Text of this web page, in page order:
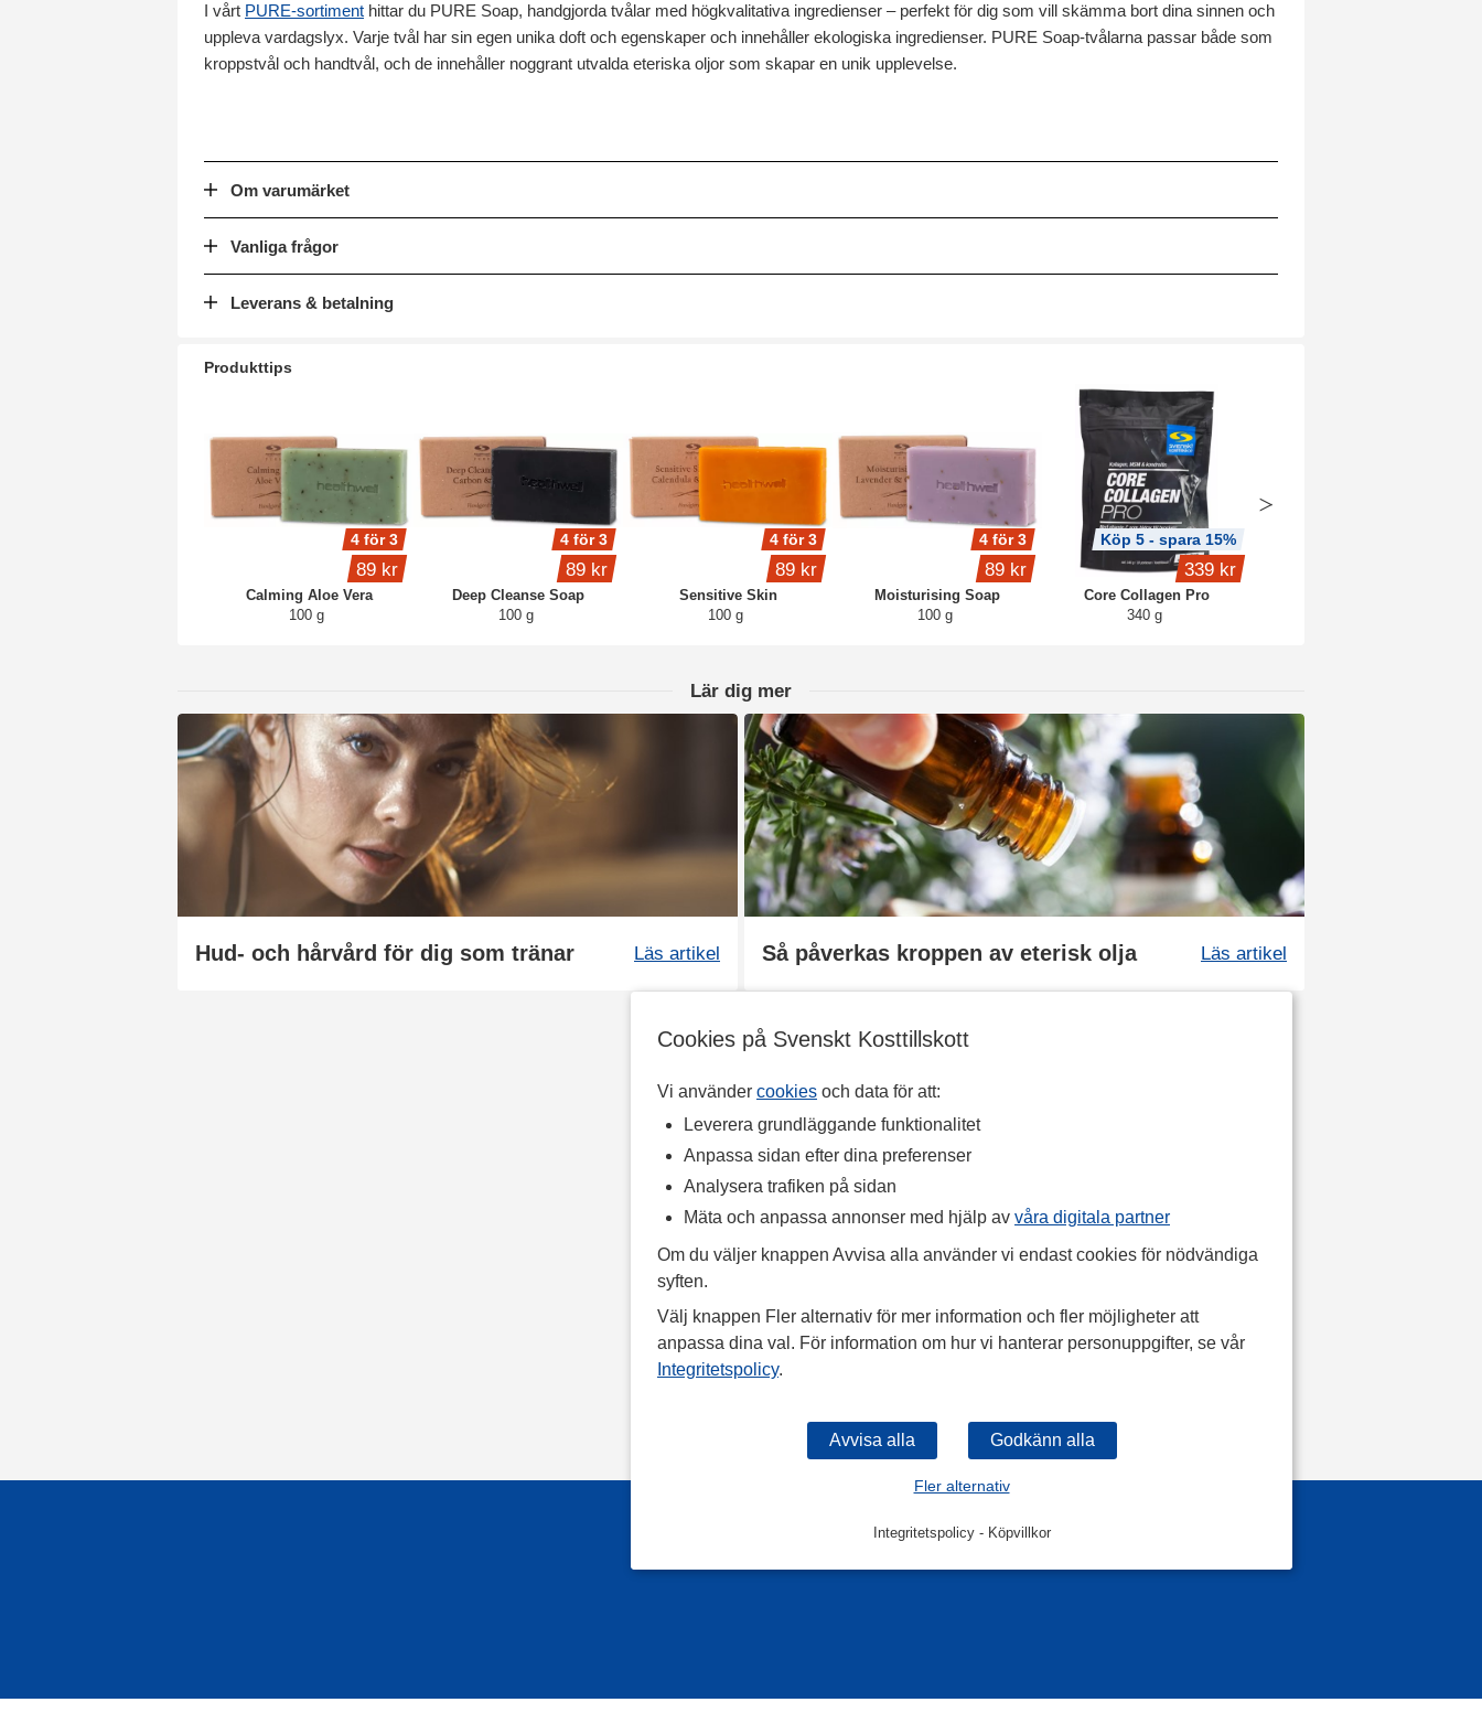
Cookies på Svenskt Kosttillskott
Vi använder cookies och data för att:
Leverera grundläggande funktionalitet
Anpassa sidan efter dina preferenser
Analysera trafiken på sidan
Mäta och anpassa annonser med hjälp av våra digitala partner
Om du väljer knappen Avvisa alla använder vi endast cookies för nödvändiga
syften.
Välj knappen Fler alternativ för mer information och fler möjligheter att
anpassa dina val. För information om hur vi hanterar personuppgifter, se vår
Integritetspolicy.
Fler alternativ
Integritetspolicy- Köpvillkor
I vårt PURE-sortiment hittar du PURE Soap, handgjorda tvålar med högkvalitativa ingredienser – perfekt för dig som vill skämma bort dina sinnen och
uppleva vardagslyx. Varje tvål har sin egen unika doft och egenskaper och innehåller ekologiska ingredienser. PURE Soap-tvålarna passar både som
kroppstvål och handtvål, och de innehåller noggrant utvalda eteriska oljor som skapar en unik upplevelse.
Om varumärket
Vanliga frågor
Leverans & betalning
Produkttips
Calming Aloe Vera
100 g
4 för 3
89 kr
Deep Cleanse Soap
100 g
4 för 3
89 kr
Sensitive Skin
100 g
4 för 3
89 kr
Moisturising Soap
100 g
4 för 3
89 kr
Core Collagen Pro
340 g
Köp 5 - spara 15%
339 kr
Lär dig mer
Hud- och hårvård för dig som tränar Läs artikel Så påverkas kroppen av eterisk olja Läs artikel